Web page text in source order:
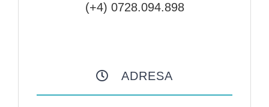
(+4) 0728.094.898
ADRESA